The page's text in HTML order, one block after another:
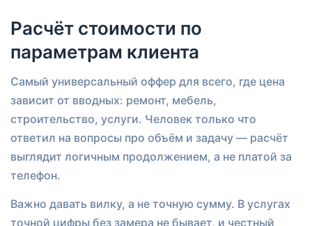
Расчёт стоимости по
параметрам клиента
Самый универсальный оффер для всего, где цена
зависит от вводных: ремонт, мебель,
строительство, услуги. Человек только что
ответил на вопросы про объём и задачу — расчёт
выглядит логичным продолжением, а не платой за
телефон.
Важно давать вилку, а не точную сумму. В услугах
точной цифры без замера не бывает, и честный